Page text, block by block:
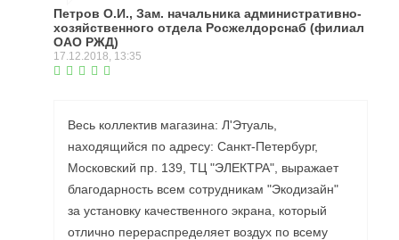
Петров О.И., Зам. начальника административно-
хозяйственного отдела Росжелдорснаб (филиал
ОАО РЖД)
17.12.2018, 13:35
Весь коллектив магазина: Л'Этуаль,
находящийся по адресу: Санкт-Петербург,
Московский пр. 139, ТЦ "ЭЛЕКТРА", выражает
благодарность всем сотрудникам "Экодизайн"
за установку качественного экрана, который
отлично перераспределяет воздух по всему